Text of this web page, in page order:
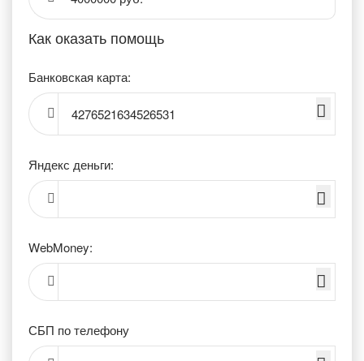
Как оказать помощь
Банковская карта:
4276521634526531
Яндекс деньги:
WebMoney:
СБП по телефону